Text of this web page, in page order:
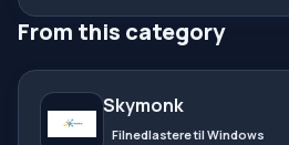
From this category
Skymonk
Filnedlastere til Windows